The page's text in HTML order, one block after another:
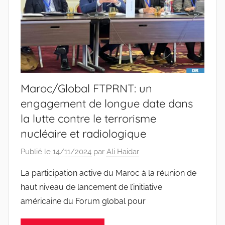
Maroc/Global FTPRNT: un
engagement de longue date dans
la lutte contre le terrorisme
nucléaire et radiologique
Publié le 14/11/2024 par Ali Haidar
La participation active du Maroc à la réunion de
haut niveau de lancement de l’initiative
américaine du Forum global pour